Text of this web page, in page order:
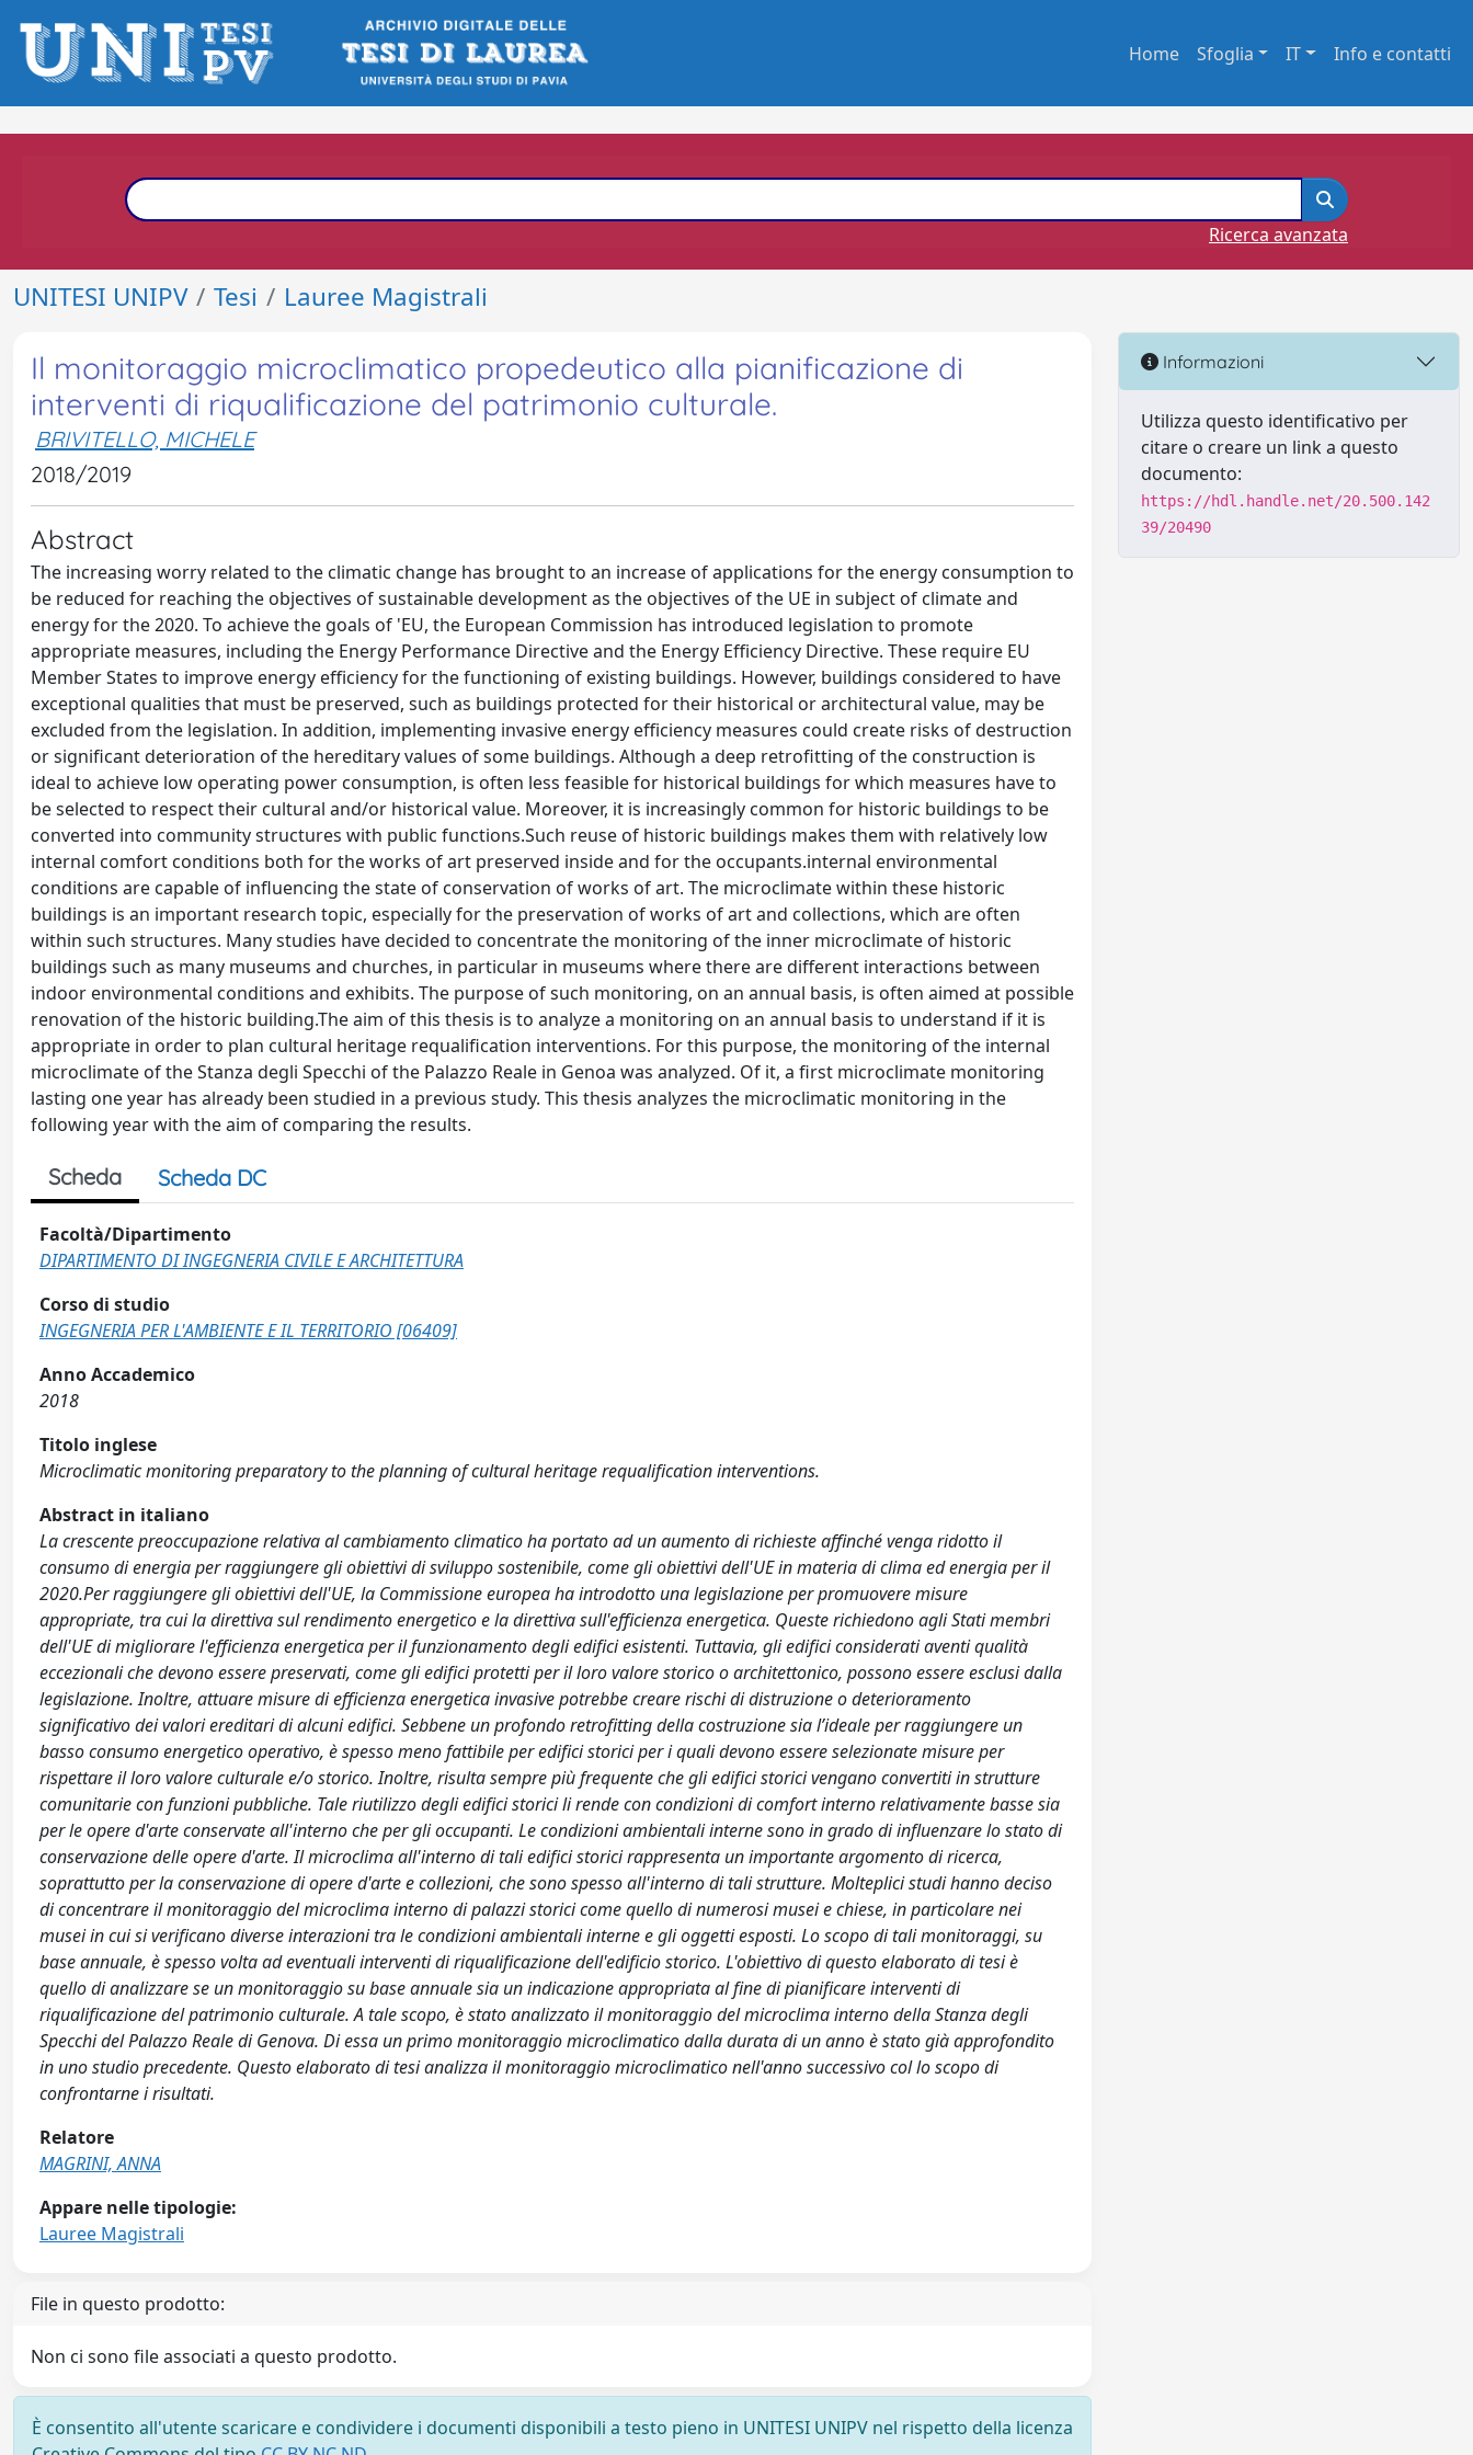
Home Sfoglia IT Info e contatti
Ricerca avanzata
UNITESI UNIPV Tesi Lauree Magistrali
Il monitoraggio microclimatico propedeutico alla pianificazione di
interventi di riqualificazione del patrimonio culturale.
BRIVITELLO, MICHELE
2018/2019
Abstract
The increasing worry related to the climatic change has brought to an increase of applications for the energy consumption to
be reduced for reaching the objectives of sustainable development as the objectives of the UE in subject of climate and
energy for the 2020. To achieve the goals of 'EU, the European Commission has introduced legislation to promote
appropriate measures, including the Energy Performance Directive and the Energy Efficiency Directive. These require EU
Member States to improve energy efficiency for the functioning of existing buildings. However, buildings considered to have
exceptional qualities that must be preserved, such as buildings protected for their historical or architectural value, may be
excluded from the legislation. In addition, implementing invasive energy efficiency measures could create risks of destruction
or significant deterioration of the hereditary values of some buildings. Although a deep retrofitting of the construction is
ideal to achieve low operating power consumption, is often less feasible for historical buildings for which measures have to
be selected to respect their cultural and/or historical value. Moreover, it is increasingly common for historic buildings to be
converted into community structures with public functions.Such reuse of historic buildings makes them with relatively low
internal comfort conditions both for the works of art preserved inside and for the occupants.internal environmental
conditions are capable of influencing the state of conservation of works of art. The microclimate within these historic
buildings is an important research topic, especially for the preservation of works of art and collections, which are often
within such structures. Many studies have decided to concentrate the monitoring of the inner microclimate of historic
buildings such as many museums and churches, in particular in museums where there are different interactions between
indoor environmental conditions and exhibits. The purpose of such monitoring, on an annual basis, is often aimed at possible
renovation of the historic building.The aim of this thesis is to analyze a monitoring on an annual basis to understand if it is
appropriate in order to plan cultural heritage requalification interventions. For this purpose, the monitoring of the internal
microclimate of the Stanza degli Specchi of the Palazzo Reale in Genoa was analyzed. Of it, a first microclimate monitoring
lasting one year has already been studied in a previous study. This thesis analyzes the microclimatic monitoring in the
following year with the aim of comparing the results.
Scheda Scheda DC
Facoltà/Dipartimento
DIPARTIMENTO DI INGEGNERIA CIVILE E ARCHITETTURA
Corso di studio
INGEGNERIA PER L'AMBIENTE E IL TERRITORIO [06409]
Anno Accademico
2018
Titolo inglese
Microclimatic monitoring preparatory to the planning of cultural heritage requalification interventions.
Abstract in italiano
La crescente preoccupazione relativa al cambiamento climatico ha portato ad un aumento di richieste affinché venga ridotto il
consumo di energia per raggiungere gli obiettivi di sviluppo sostenibile, come gli obiettivi dell'UE in materia di clima ed energia per il
2020.Per raggiungere gli obiettivi dell'UE, la Commissione europea ha introdotto una legislazione per promuovere misure
appropriate, tra cui la direttiva sul rendimento energetico e la direttiva sull'efficienza energetica. Queste richiedono agli Stati membri
dell'UE di migliorare l'efficienza energetica per il funzionamento degli edifici esistenti. Tuttavia, gli edifici considerati aventi qualità
eccezionali che devono essere preservati, come gli edifici protetti per il loro valore storico o architettonico, possono essere esclusi dalla
legislazione. Inoltre, attuare misure di efficienza energetica invasive potrebbe creare rischi di distruzione o deterioramento
significativo dei valori ereditari di alcuni edifici. Sebbene un profondo retrofitting della costruzione sia l’ideale per raggiungere un
basso consumo energetico operativo, è spesso meno fattibile per edifici storici per i quali devono essere selezionate misure per
rispettare il loro valore culturale e/o storico. Inoltre, risulta sempre più frequente che gli edifici storici vengano convertiti in strutture
comunitarie con funzioni pubbliche. Tale riutilizzo degli edifici storici li rende con condizioni di comfort interno relativamente basse sia
per le opere d'arte conservate all'interno che per gli occupanti. Le condizioni ambientali interne sono in grado di influenzare lo stato di
conservazione delle opere d'arte. Il microclima all'interno di tali edifici storici rappresenta un importante argomento di ricerca,
soprattutto per la conservazione di opere d'arte e collezioni, che sono spesso all'interno di tali strutture. Molteplici studi hanno deciso
di concentrare il monitoraggio del microclima interno di palazzi storici come quello di numerosi musei e chiese, in particolare nei
musei in cui si verificano diverse interazioni tra le condizioni ambientali interne e gli oggetti esposti. Lo scopo di tali monitoraggi, su
base annuale, è spesso volta ad eventuali interventi di riqualificazione dell'edificio storico. L'obiettivo di questo elaborato di tesi è
quello di analizzare se un monitoraggio su base annuale sia un indicazione appropriata al fine di pianificare interventi di
riqualificazione del patrimonio culturale. A tale scopo, è stato analizzato il monitoraggio del microclima interno della Stanza degli
Specchi del Palazzo Reale di Genova. Di essa un primo monitoraggio microclimatico dalla durata di un anno è stato già approfondito
in uno studio precedente. Questo elaborato di tesi analizza il monitoraggio microclimatico nell'anno successivo col lo scopo di
confrontarne i risultati.
Relatore
MAGRINI, ANNA
Appare nelle tipologie:
Lauree Magistrali
File in questo prodotto:
Non ci sono file associati a questo prodotto.
È consentito all'utente scaricare e condividere i documenti disponibili a testo pieno in UNITESI UNIPV nel rispetto della licenza
Informazioni
Utilizza questo identificativo per
citare o creare un link a questo
documento:
https://hdl.handle.net/20.500.142
39/20490